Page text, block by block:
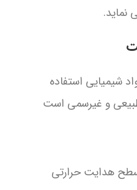
شیمیایی استفاده
و غیرسمی است
هدایت حرارتی